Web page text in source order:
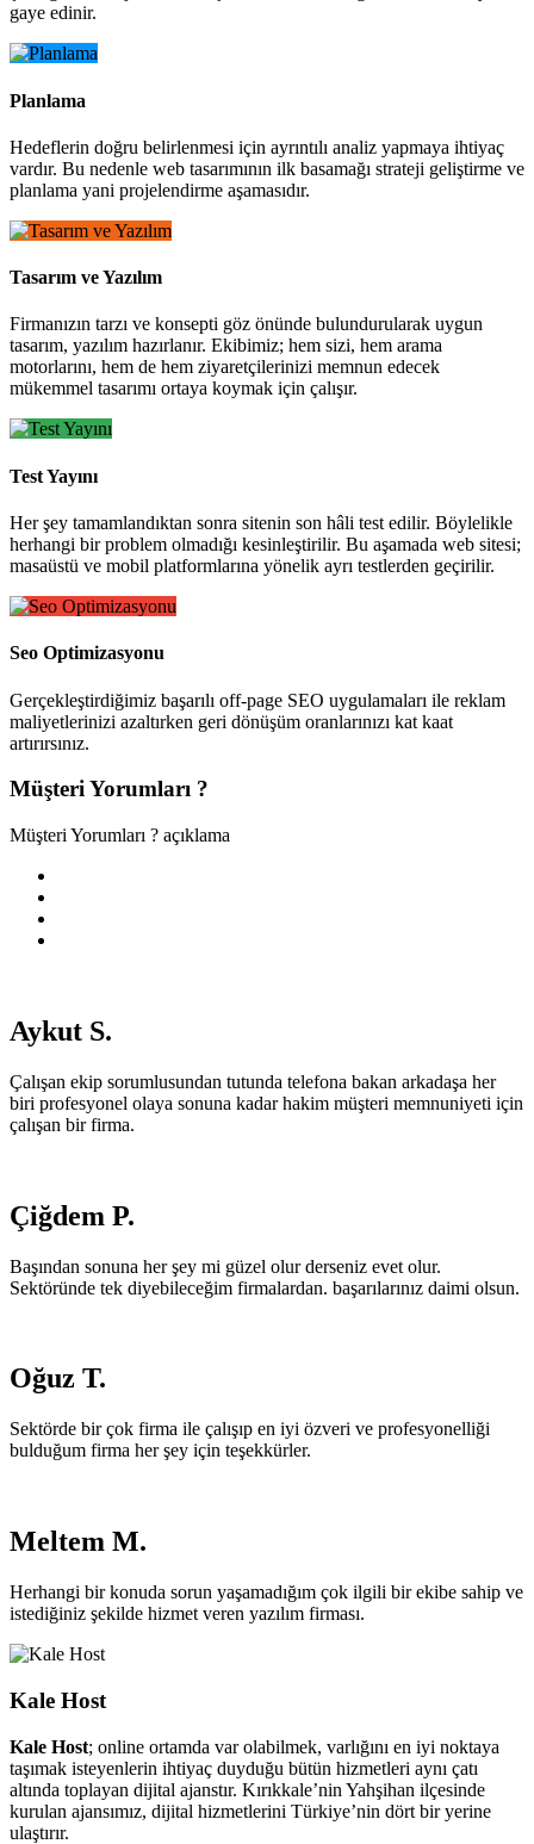
gaye edinir.
Planlama
Hedeflerin doğru belirlenmesi için ayrıntılı analiz yapmaya ihtiyaç
vardır. Bu nedenle web tasarımının ilk basamağı strateji geliştirme ve
planlama yani projelendirme aşamasıdır.
Tasarım ve Yazılım
Firmanızın tarzı ve konsepti göz önünde bulundurularak uygun
tasarım, yazılım hazırlanır. Ekibimiz; hem sizi, hem arama
motorlarını, hem de hem ziyaretçilerinizi memnun edecek
mükemmel tasarımı ortaya koymak için çalışır.
Test Yayını
Her şey tamamlandıktan sonra sitenin son hâli test edilir. Böylelikle
herhangi bir problem olmadığı kesinleştirilir. Bu aşamada web sitesi;
masaüstü ve mobil platformlarına yönelik ayrı testlerden geçirilir.
Seo Optimizasyonu
Gerçekleştirdiğimiz başarılı off-page SEO uygulamaları ile reklam
maliyetlerinizi azaltırken geri dönüşüm oranlarınızı kat kaat
artırırsınız.
Müşteri Yorumları ?
Müşteri Yorumları ? açıklama
Aykut S.
Çalışan ekip sorumlusundan tutunda telefona bakan arkadaşa her
biri profesyonel olaya sonuna kadar hakim müşteri memnuniyeti için
çalışan bir firma.
Çiğdem P.
Başından sonuna her şey mi güzel olur derseniz evet olur.
Sektöründe tek diyebileceğim firmalardan. başarılarınız daimi olsun.
Oğuz T.
Sektörde bir çok firma ile çalışıp en iyi özveri ve profesyonelliği
bulduğum firma her şey için teşekkürler.
Meltem M.
Herhangi bir konuda sorun yaşamadığım çok ilgili bir ekibe sahip ve
istediğiniz şekilde hizmet veren yazılım firması.
Kale Host
Kale Host; online ortamda var olabilmek, varlığını en iyi noktaya
taşımak isteyenlerin ihtiyaç duyduğu bütün hizmetleri aynı çatı
altında toplayan dijital ajanstır. Kırıkkale’nin Yahşihan ilçesinde
kurulan ajansımız, dijital hizmetlerini Türkiye’nin dört bir yerine
ulaştırır.